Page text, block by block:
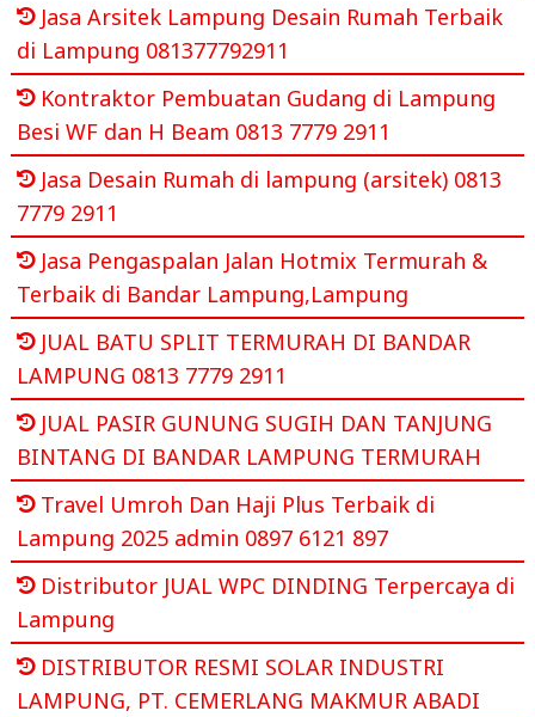
Jasa Arsitek Lampung Desain Rumah Terbaik
di Lampung 081377792911
Kontraktor Pembuatan Gudang di Lampung
Besi WF dan H Beam 0813 7779 2911
Jasa Desain Rumah di lampung (arsitek) 0813
7779 2911
Jasa Pengaspalan Jalan Hotmix Termurah &
Terbaik di Bandar Lampung,Lampung
JUAL BATU SPLIT TERMURAH DI BANDAR
LAMPUNG 0813 7779 2911
JUAL PASIR GUNUNG SUGIH DAN TANJUNG
BINTANG DI BANDAR LAMPUNG TERMURAH
Travel Umroh Dan Haji Plus Terbaik di
Lampung 2025 admin 0897 6121 897
Distributor JUAL WPC DINDING Terpercaya di
Lampung
DISTRIBUTOR RESMI SOLAR INDUSTRI
LAMPUNG, PT. CEMERLANG MAKMUR ABADI